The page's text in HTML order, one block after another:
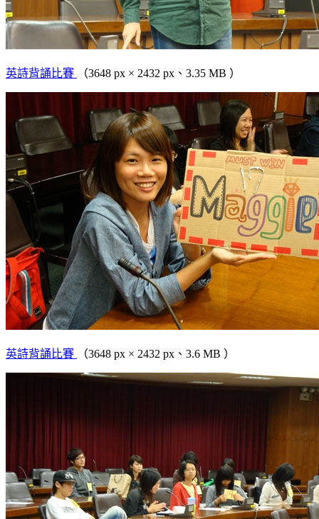
英詩背誦比賽 （3648 px × 2432 px、3.35 MB ）
英詩背誦比賽 （3648 px × 2432 px、3.6 MB ）